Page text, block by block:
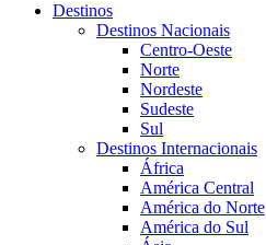
Destinos
Destinos Nacionais
Centro-Oeste
Norte
Nordeste
Sudeste
Sul
Destinos Internacionais
África
América Central
América do Norte
América do Sul